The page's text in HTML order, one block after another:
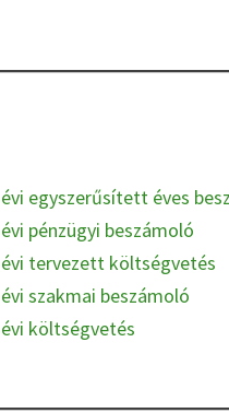
évi egyszerűsített éves
pénzügyi beszámoló
évi tervezett költségvetés
évi szakmai beszámoló
évi költségvetés